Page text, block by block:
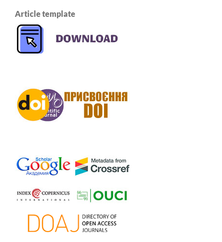
Article template